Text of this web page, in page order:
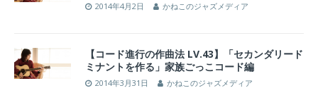
2014年4月2日 かねこのジャズメディア
【コード進行の作曲法 LV.43】「セカンダリード
ミナントを作る」家族ごっこコード編
2014年3月31日 かねこのジャズメディア